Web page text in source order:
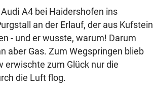
A4 bei Haidershofen ins
an der Erlauf, der aus Kufstein
- und er wusste, warum! Darum
aber Gas. Zum Wegspringen blieb
erwischte zum Glück nur die
die Luft flog.